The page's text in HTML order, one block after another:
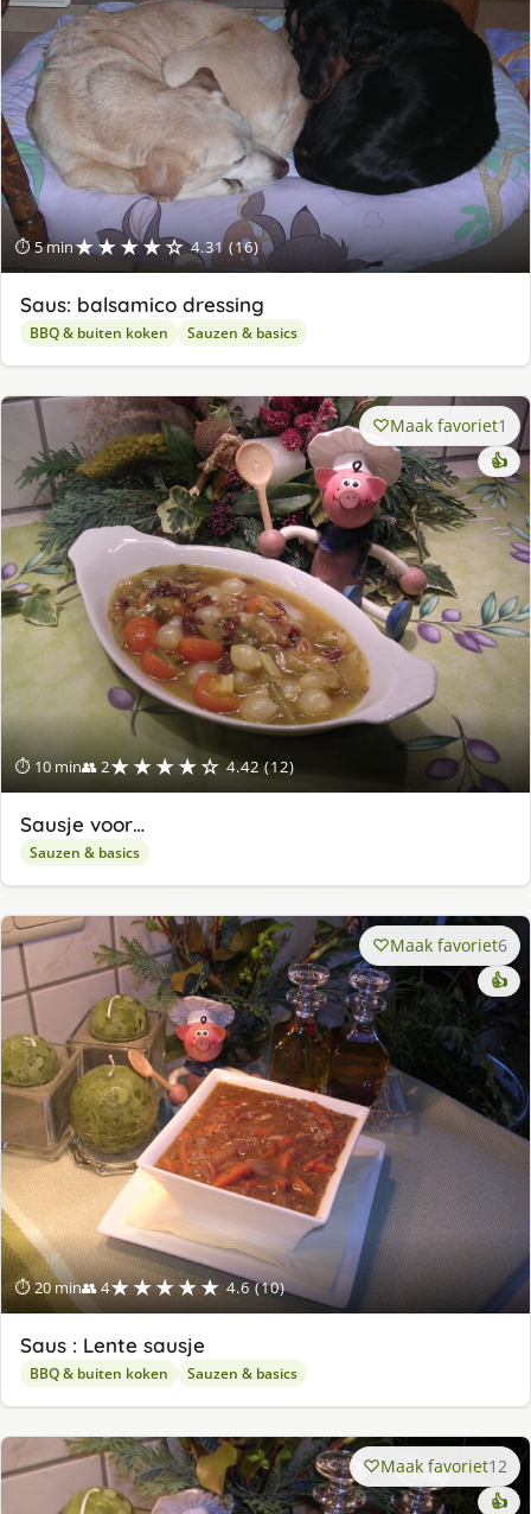
⏱ 5 min★★★★☆ 4.31 (16)
Saus: balsamico dressing
BBQ & buiten koken Sauzen & basics
⏱ 10 min👥 2★★★★☆ 4.42 (12)
Maak favoriet1
👍
Sausje voor…
Sauzen & basics
⏱ 20 min👥 4★★★★★ 4.6 (10)
Maak favoriet6
👍
Saus : Lente sausje
BBQ & buiten koken Sauzen & basics
Maak favoriet12
👍